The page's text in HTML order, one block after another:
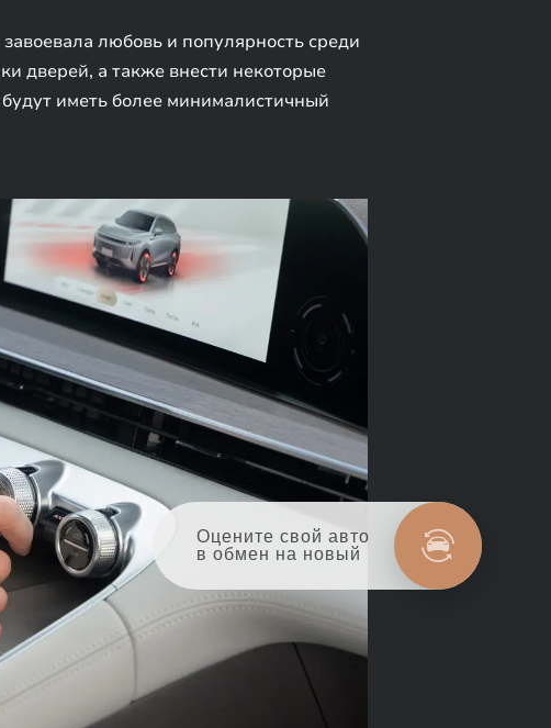
любовь и популярность среди
дверей, а также внести некоторые
иметь более минималистичный
Оцените свой авто
в обмен на новый